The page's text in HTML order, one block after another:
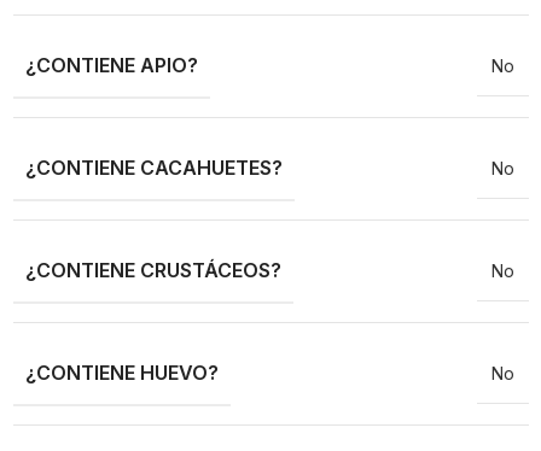
¿CONTIENE APIO? No
¿CONTIENE CACAHUETES? No
¿CONTIENE CRUSTÁCEOS? No
¿CONTIENE HUEVO? No